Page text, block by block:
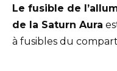
Le fusible de
de la Saturn Aura
à fusibles du